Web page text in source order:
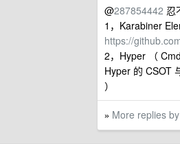
@287854442 忍
1，Karabiner
https://
2，Hyper （
Hyper 的 CSOT
）
» More replies